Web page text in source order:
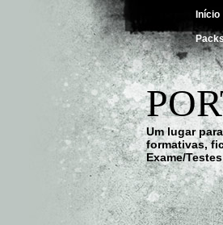
Início
Um lugar
formativas,
Exame/